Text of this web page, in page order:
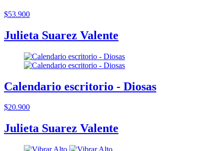
$53.900
Julieta Suarez Valente
Calendario escritorio - Diosas
$20.900
Julieta Suarez Valente